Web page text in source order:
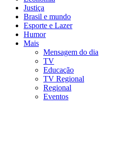
Justiça
Brasil e mundo
Esporte e Lazer
Humor
Mais
Mensagem do dia
TV
Educação
TV Regional
Regional
Eventos